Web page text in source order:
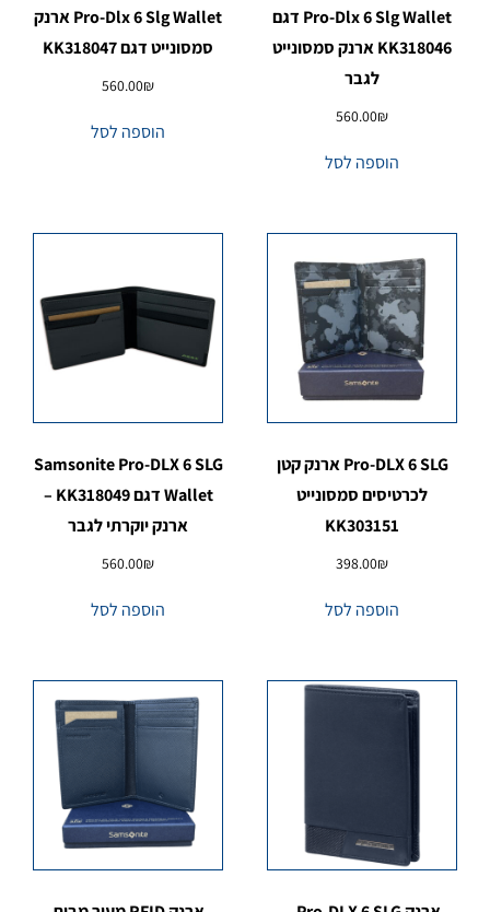
Pro-Dlx 6 Slg Wallet דגם
KK318046 ארנק סמסונייט
לגבר
560.00₪
הוספה לסל
Pro-Dlx 6 Slg Wallet ארנק
סמסונייט דגם KK318047
560.00₪
הוספה לסל
Pro-DLX 6 SLG ארנק קטן
לכרטיסים סמסונייט
KK303151
398.00₪
הוספה לסל
Samsonite Pro-DLX 6 SLG
Wallet דגם KK318049 –
ארנק יוקרתי לגבר
560.00₪
הוספה לסל